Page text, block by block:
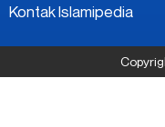
Kontak Islamipedia